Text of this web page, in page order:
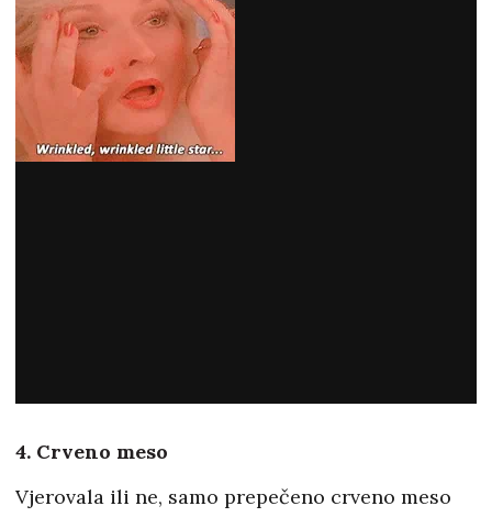
4. Crveno meso
Vjerovala ili ne, samo prepečeno crveno meso